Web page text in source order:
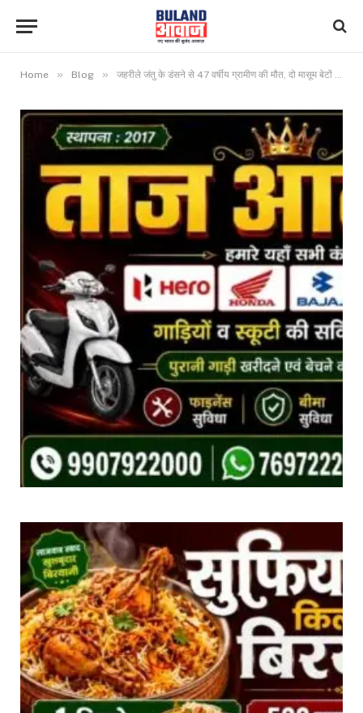
Home » Blog » जहरीले जंतु के डंसने से 47 वर्षीय ग्रामीण की मौत, दो मासूम बेटों के सिर से उठा पिता का साया